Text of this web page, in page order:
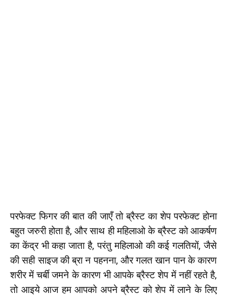
परफेक्ट फिगर की बात की जाएँ तो ब्रैस्ट का शेप परफेक्ट होना
बहुत जरुरी होता है, और साथ ही महिलाओ के ब्रैस्ट को आकर्षण
का केंद्र भी कहा जाता है, परंतु महिलाओ की कई गलतियों, जैसे
की सही साइज की ब्रा न पहनना, और गलत खान पान के कारण
शरीर में चर्बी जमने के कारण भी आपके ब्रैस्ट शेप में नहीं रहते है,
तो आइये आज हम आपको अपने ब्रैस्ट को शेप में लाने के लिए